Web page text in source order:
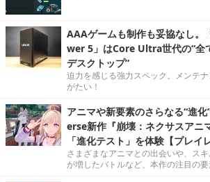
AAAゲームも制作も妥協なし
wer 5」はCore Ultra世代の“全
デスクトップ”
迫力を感じる強力スペック。メンテ
がたい！
アニマや新要素のさらなる“進
erse新作『崩壊：ネクサスアニ
「進化テスト」を体験【プレイ
さまざまなアニマとの出会いや、ス
が増したバトルなど、本作の注目の要